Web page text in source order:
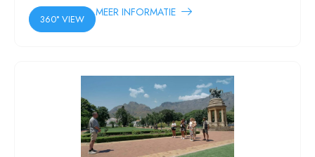
360° VIEW
MEER INFORMATIE